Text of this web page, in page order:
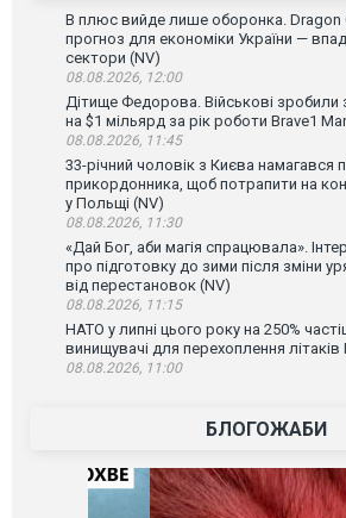
В плюс вийде лише оборонка. Dragon
прогноз для економіки України —
сектори (NV)
08.08.2026, 12:00
Дітище Федорова. Військові зробили
на $1 мільярд за рік роботи Brave1
08.08.2026, 11:45
33-річний чоловік з Києва намагався
прикордонника, щоб потрапити на
у Польщі (NV)
08.08.2026, 11:30
«Дай Бог, аби магія спрацювала».
про підготовку до зими після зміни
від перестановок (NV)
08.08.2026, 11:15
НАТО у липні цього року на 250%
винищувачі для перехоплення літаків
08.08.2026, 11:00
БЛОГОЖАБИ